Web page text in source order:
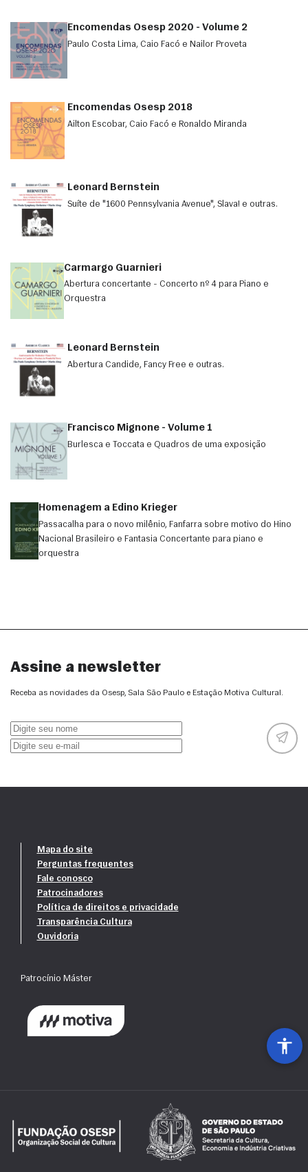
Encomendas Osesp 2020 - Volume 2
Paulo Costa Lima, Caio Facó e Nailor Proveta
Encomendas Osesp 2018
Ailton Escobar, Caio Facó e Ronaldo Miranda
Leonard Bernstein
Suíte de "1600 Pennsylvania Avenue", Slava! e outras.
Carmargo Guarnieri
Abertura concertante - Concerto nº 4 para Piano e
Orquestra
Leonard Bernstein
Abertura Candide, Fancy Free e outras.
Francisco Mignone - Volume 1
Burlesca e Toccata e Quadros de uma exposição
Homenagem a Edino Krieger
Passacalha para o novo milênio, Fanfarra sobre motivo do Hino
Nacional Brasileiro e Fantasia Concertante para piano e
orquestra
Assine a newsletter
Receba as novidades da Osesp, Sala São Paulo e Estação Motiva Cultural.
Mapa do site
Perguntas frequentes
Fale conosco
Patrocinadores
Política de direitos e privacidade
Transparência Cultura
Ouvidoria
Patrocínio Máster